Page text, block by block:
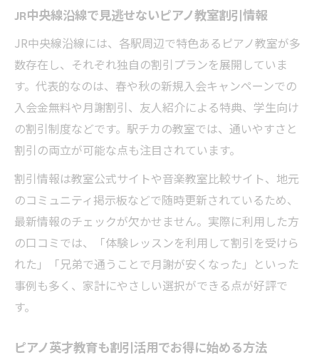
解説
ピアノ教室の割引条件とその確認方法につ
いて
国立音大推薦も視野に入れた割引選びのコ
ツ
ピアノ教室割引と入会特典の併用テクニッ
ク
ピアノ教室のキャンペーン割引情報最新ま
とめ
ピアノ教室選びに悩む方へ割引利用のポイント
解説
ピアノ教室の割引内容を見極める注意点と
は
JR中央線沿線で見逃せないピアノ教室割引情報
JR中央線沿線には、各駅周辺で特色あるピアノ教室が多
数存在し、それぞれ独自の割引プランを展開していま
す。代表的なのは、春や秋の新規入会キャンペーンでの
入会金無料や月謝割引、友人紹介による特典、学生向け
の割引制度などです。駅チカの教室では、通いやすさと
割引の両立が可能な点も注目されています。
割引情報は教室公式サイトや音楽教室比較サイト、地元
のコミュニティ掲示板などで随時更新されているため、
最新情報のチェックが欠かせません。実際に利用した方
の口コミでは、「体験レッスンを利用して割引を受けら
れた」「兄弟で通うことで月謝が安くなった」といった
事例も多く、家計にやさしい選択ができる点が好評で
す。
ピアノ英才教育も割引活用でお得に始める方法